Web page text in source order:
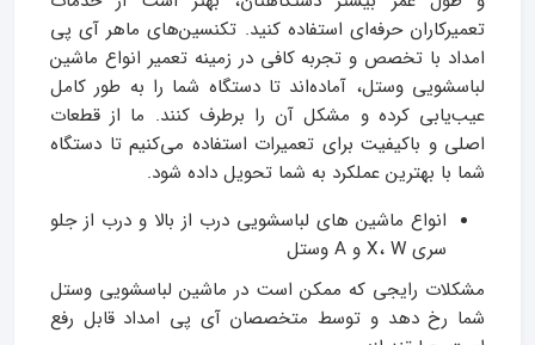
تعمیرکاران حرفه‌ای استفاده کنید. تکنسین‌های ماهر آی پی
امداد با تخصص و تجربه کافی در زمینه تعمیر انواع ماشین
لباسشویی وستل، آماده‌اند تا دستگاه شما را به طور کامل
عیب‌یابی کرده و مشکل آن را برطرف کنند. ما از قطعات
اصلی و باکیفیت برای تعمیرات استفاده می‌کنیم تا دستگاه
شما با بهترین عملکرد به شما تحویل داده شود.
انواع ماشین های لباسشویی درب از بالا و درب از جلو
سری X، W و A وستل
مشکلات رایجی که ممکن است در ماشین لباسشویی وستل
شما رخ دهد و توسط متخصصان آی پی امداد قابل رفع